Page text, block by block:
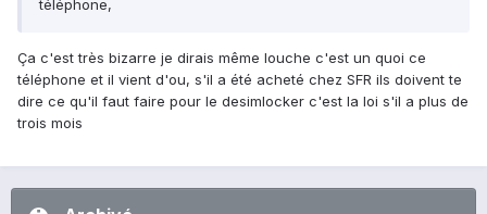
téléphone,
Ça c'est très bizarre je dirais même louche c'est un quoi ce
téléphone et il vient d'ou, s'il a été acheté chez SFR ils doivent te
dire ce qu'il faut faire pour le desimlocker c'est la loi s'il a plus de
trois mois